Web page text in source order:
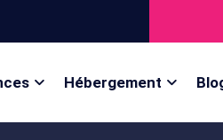
Hébergement